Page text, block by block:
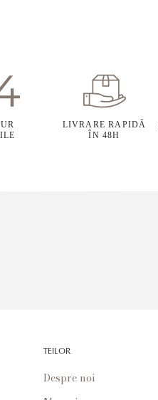
LIVRARE RAPIDĂ
ÎN 48H
TEILOR
Despre noi